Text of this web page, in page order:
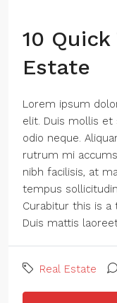
10
Estate
Lorem ipsum
elit. Duis mollis et
odio neque.
rutrum mi
nibh facilisis, at
tempus
Curabitur this is a
Duis mattis
Real Estate